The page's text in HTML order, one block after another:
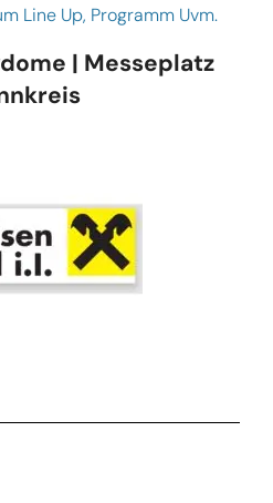
Line Up, Programm Uvm.
| Messeplatz